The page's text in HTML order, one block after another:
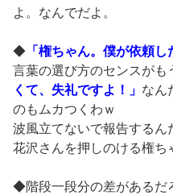
よ。なんでだよ。
◆ 「権ちゃん。僕が依頼
言葉の選び方のセンスがも
くて、失礼ですよ！」 なん
のもムカつくわｗ
波風立てないで報告するん
花沢さんを押しのける権ち
◆階段一段分の差があるだ